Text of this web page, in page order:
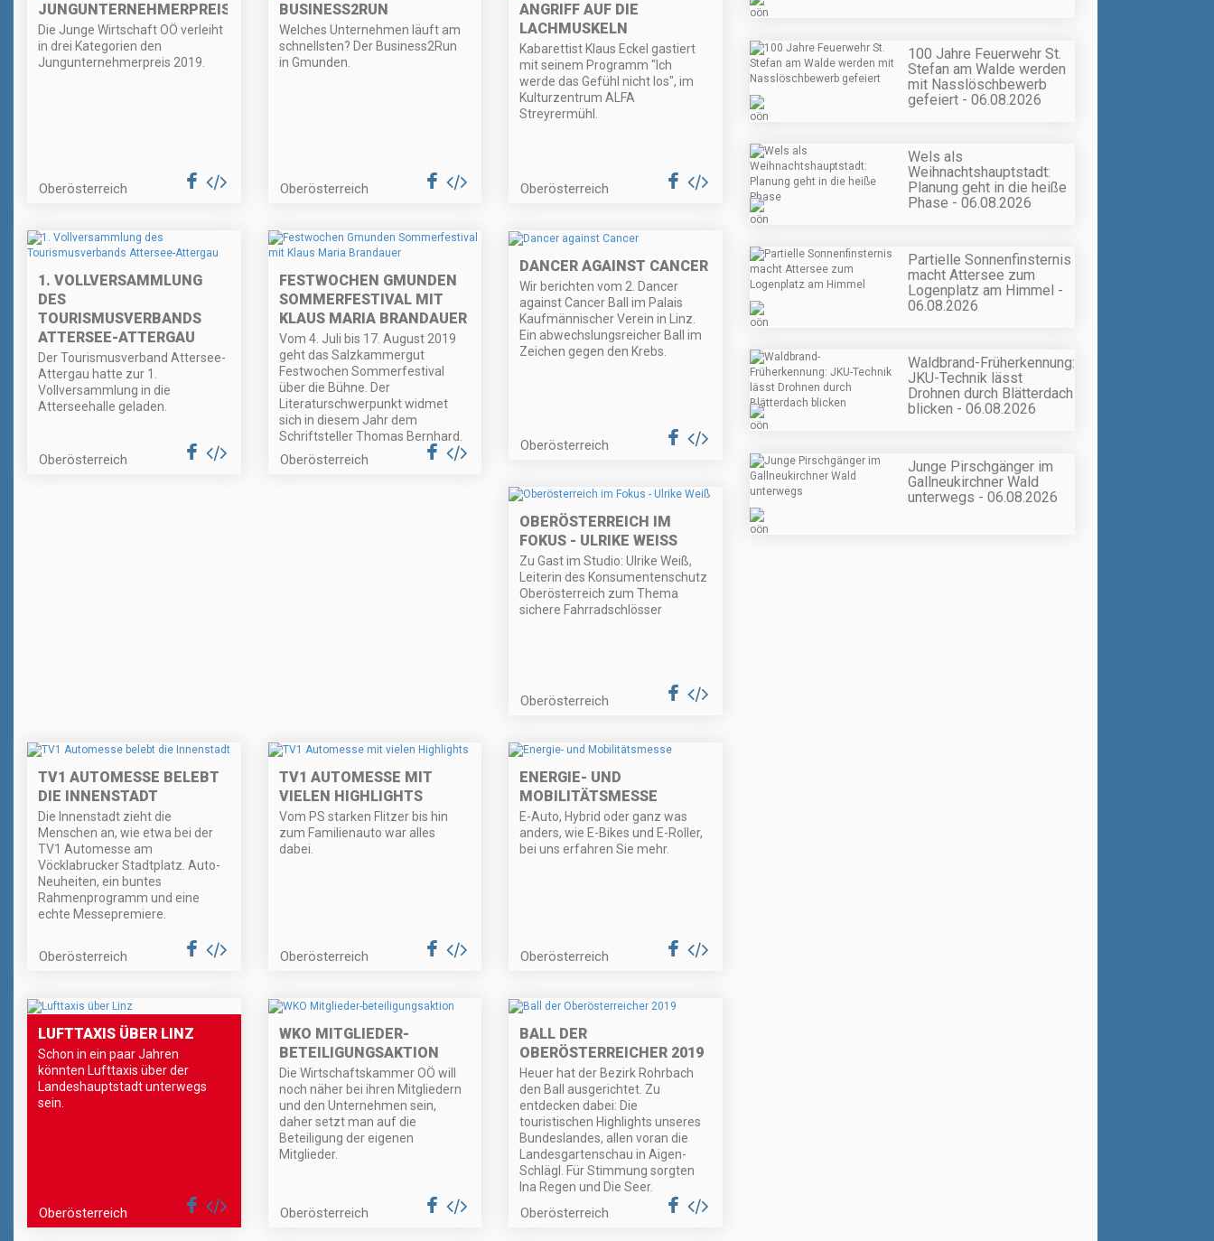
JUNGUNTERNEHMERPREIS
Die Junge Wirtschaft OÖ verleiht
in drei Kategorien den
Jungunternehmerpreis 2019.
Oberösterreich
BUSINESS2RUN
Welches Unternehmen läuft am
schnellsten? Der Business2Run
in Gmunden.
Oberösterreich
ANGRIFF AUF DIE
LACHMUSKELN
Kabarettist Klaus Eckel gastiert
mit seinem Programm "Ich
werde das Gefühl nicht los", im
Kulturzentrum ALFA
Streyrermühl.
Oberösterreich
1. VOLLVERSAMMLUNG
DES
TOURISMUSVERBANDS
ATTERSEE-ATTERGAU
Der Tourismusverband Attersee-
Attergau hatte zur 1.
Vollversammlung in die
Atterseehalle geladen.
Oberösterreich
FESTWOCHEN GMUNDEN
SOMMERFESTIVAL MIT
KLAUS MARIA BRANDAUER
Vom 4. Juli bis 17. August 2019
geht das Salzkammergut
Festwochen Sommerfestival
über die Bühne. Der
Literaturschwerpunkt widmet
sich in diesem Jahr dem
Schriftsteller Thomas Bernhard.
Oberösterreich
DANCER AGAINST CANCER
Wir berichten vom 2. Dancer
against Cancer Ball im Palais
Kaufmännischer Verein in Linz.
Ein abwechslungsreicher Ball im
Zeichen gegen den Krebs.
Oberösterreich
OBERÖSTERREICH IM
FOKUS - ULRIKE WEISS
Zu Gast im Studio: Ulrike Weiß,
Leiterin des Konsumentenschutz
Oberösterreich zum Thema
sichere Fahrradschlösser
Oberösterreich
TV1 AUTOMESSE BELEBT
DIE INNENSTADT
Die Innenstadt zieht die
Menschen an, wie etwa bei der
TV1 Automesse am
Vöcklabrucker Stadtplatz. Auto-
Neuheiten, ein buntes
Rahmenprogramm und eine
echte Messepremiere.
Oberösterreich
TV1 AUTOMESSE MIT
VIELEN HIGHLIGHTS
Vom PS starken Flitzer bis hin
zum Familienauto war alles
dabei.
Oberösterreich
ENERGIE- UND
MOBILITÄTSMESSE
E-Auto, Hybrid oder ganz was
anders, wie E-Bikes und E-Roller,
bei uns erfahren Sie mehr.
Oberösterreich
LUFTTAXIS ÜBER LINZ
Schon in ein paar Jahren
könnten Lufttaxis über der
Landeshauptstadt unterwegs
sein.
Oberösterreich
WKO MITGLIEDER-
BETEILIGUNGSAKTION
Die Wirtschaftskammer OÖ will
noch näher bei ihren Mitgliedern
und den Unternehmen sein,
daher setzt man auf die
Beteiligung der eigenen
Mitglieder.
Oberösterreich
BALL DER
OBERÖSTERREICHER 2019
Heuer hat der Bezirk Rohrbach
den Ball ausgerichtet. Zu
entdecken dabei: Die
touristischen Highlights unseres
Bundeslandes, allen voran die
Landesgartenschau in Aigen-
Schlägl. Für Stimmung sorgten
Ina Regen und Die Seer.
Oberösterreich
100 Jahre Feuerwehr St.
Stefan am Walde werden
mit Nasslöschbewerb
gefeiert - 06.08.2026
Wels als
Weihnachtshauptstadt:
Planung geht in die heiße
Phase - 06.08.2026
Partielle Sonnenfinsternis
macht Attersee zum
Logenplatz am Himmel -
06.08.2026
Waldbrand-Früherkennung:
JKU-Technik lässt
Drohnen durch Blätterdach
blicken - 06.08.2026
Junge Pirschgänger im
Gallneukirchner Wald
unterwegs - 06.08.2026